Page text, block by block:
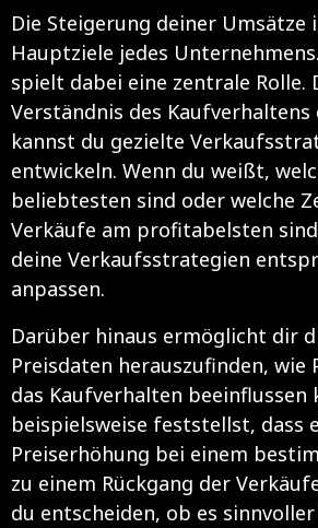
Die Steigerung deiner Umsätze
Hauptziele jedes
spielt dabei eine zentrale Rolle.
Verständnis des Kaufverhaltens
kannst du gezielte
entwickeln. Wenn du weißt,
beliebtesten sind oder welche
Verkäufe am profitabelsten
deine Verkaufsstrategien
anpassen.
Darüber hinaus ermöglicht dir
Preisdaten herauszufinden, wie
das Kaufverhalten beeinflussen
beispielsweise feststellst, dass
Preiserhöhung bei einem
zu einem Rückgang der
du entscheiden, ob es